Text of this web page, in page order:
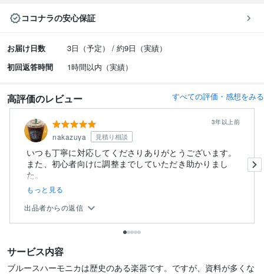
ココナラの安心保証
お届け日数
3日（予定） / 約9日（実績）
初回返答時間
1時間以内（実績）
高評価のレビュー すべての評価・感想をみる
nakazuya 見積り相談
3年以上前
いつも丁寧に対応してくださりありがとうございます。
また、初心者向けに調整までしていただき助かりまし
た。
ぜひまた次もよ...
もっと見る
出品者からの返信
サービス内容
ブルースハーモニカは歴史のある楽器です。ですが、資料が多くな